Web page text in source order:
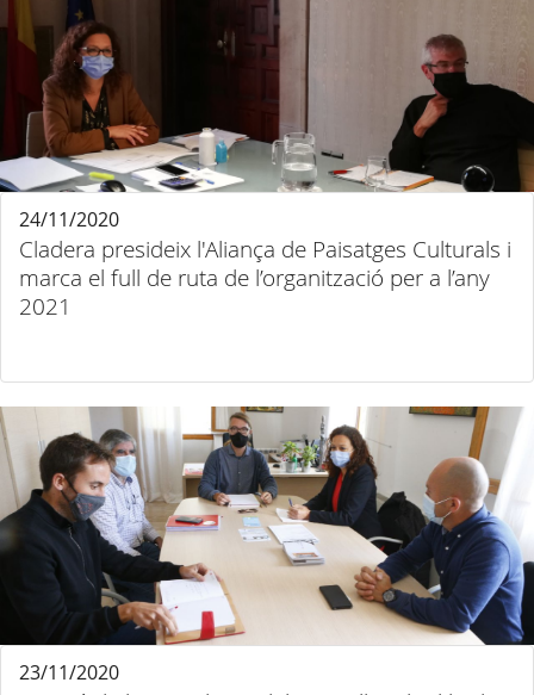
Cladera presideix l'Aliança de Paisatges Culturals i
marca el full de ruta de l’organització per a l’any
2021
24/11/2020
23/11/2020